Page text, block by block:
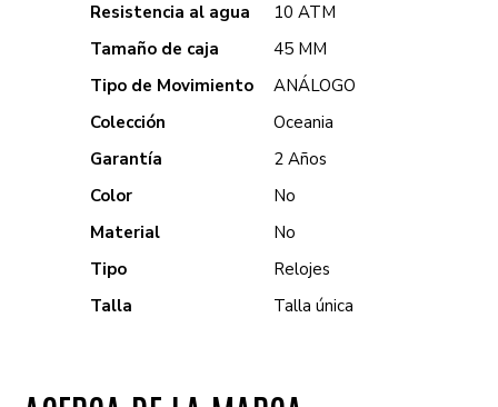
Resistencia al agua
10 ATM
Tamaño de caja
45 MM
Tipo de Movimiento
ANÁLOGO
Colección
Oceania
Garantía
2 Años
Color
No
Material
No
Tipo
Relojes
Talla
Talla única